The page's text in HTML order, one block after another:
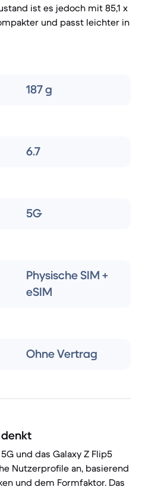
ist es jedoch mit 85,1 x
und passt leichter in
187 g
6.7
5G
Physische SIM +
eSIM
Ohne Vertrag
und das Galaxy Z Flip5
Nutzerprofile an, basierend
und dem Formfaktor. Das